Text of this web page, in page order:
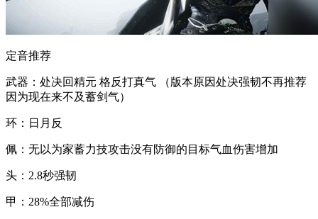
定音推荐
武器：处决回精元 格反打真气 （版本原因处决强韧不再推荐
因为现在来不及蓄剑气）
环：日月反
佩：无以为家蓄力技攻击没有防御的目标气血伤害增加
头：2.8秒强韧
甲：28%全部减伤